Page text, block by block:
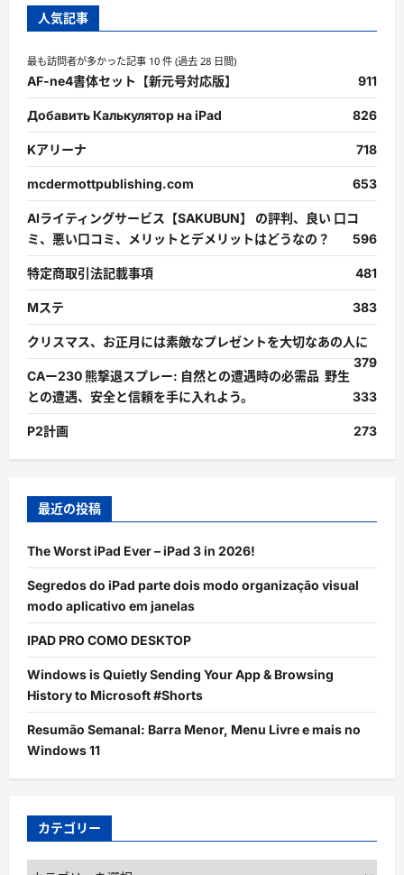
人気記事
最も訪問者が多かった記事 10 件 (過去 28 日間)
AF-ne4書体セット【新元号対応版】 911
Добавить Калькулятор на iPad 826
Kアリーナ 718
mcdermottpublishing.com 653
AIライティングサービス【SAKUBUN】 の評判、良い 口コ
ミ、悪い口コミ、メリットとデメリットはどうなの？
596
特定商取引法記載事項 481
Mステ 383
クリスマス、お正月には素敵なプレゼントを大切なあの人に
379
CAー230 熊撃退スプレー: 自然との遭遇時の必需品 野生
との遭遇、安全と信頼を手に入れよう。
333
P2計画 273
最近の投稿
The Worst iPad Ever – iPad 3 in 2026!
Segredos do iPad parte dois modo organização visual
modo aplicativo em janelas
IPAD PRO COMO DESKTOP
Windows is Quietly Sending Your App & Browsing
History to Microsoft #Shorts
Resumão Semanal: Barra Menor, Menu Livre e mais no
Windows 11
カテゴリー
カ